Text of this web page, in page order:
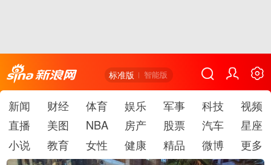
标准版 智能版
新闻 财经 体育 娱乐 军事 科技
视频
直播
美图 NBA 房产 股票 汽车
星座
小说
教育 女性 健康 精品 微博 更多